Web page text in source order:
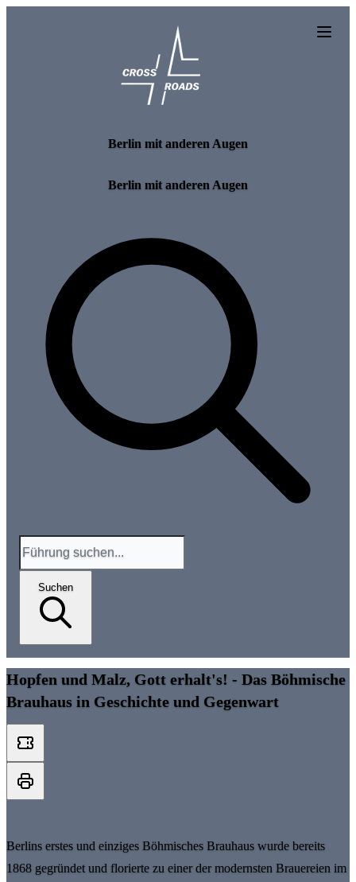
Berlin mit anderen Augen
Berlin mit anderen Augen
Suchen
Hopfen und Malz, Gott erhalt's! - Das Böhmische
Brauhaus in Geschichte und Gegenwart
Berlins erstes und einziges Böhmisches Brauhaus wurde bereits
1868 gegründet und florierte zu einer der modernsten Brauereien im